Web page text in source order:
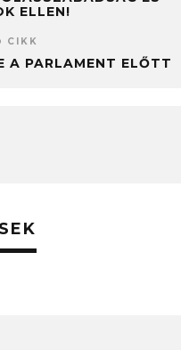
ELLEN!
CIKK
A PARLAMENT ELŐTT